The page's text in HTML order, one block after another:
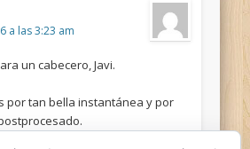
a las 3:23 am
un cabecero, Javi.
por tan bella instantánea y por